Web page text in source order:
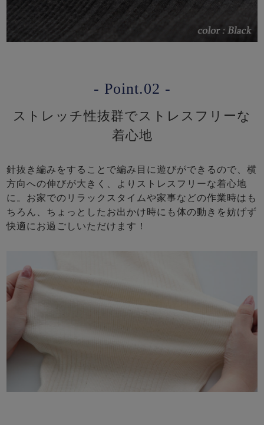
- Point.02 -
ストレッチ性抜群でストレスフリーな
着心地
針抜き編みをすることで編み目に遊びができるので、横
方向への伸びが大きく、よりストレスフリーな着心地
に。お家でのリラックスタイムや家事などの作業時はも
ちろん、ちょっとしたお出かけ時にも体の動きを妨げず
快適にお過ごしいただけます！